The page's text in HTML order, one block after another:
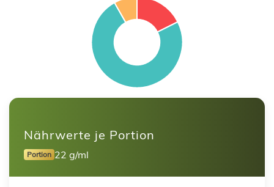
Nährwerte je Portion
Portion 22 g/ml